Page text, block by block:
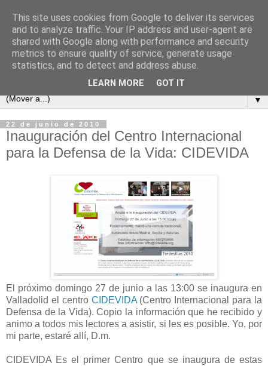
▼
22 de junio de 2010
Inauguración del Centro Internacional
para la Defensa de la Vida: CIDEVIDA
El próximo domingo 27 de junio a las 13:00 se inaugura en
Valladolid el centro CIDEVIDA(Centro Internacional para la
Defensa de la Vida). Copio la información que he recibido y
animo a todos mis lectores a asistir, si les es posible. Yo, por
mi parte, estaré allí, D.m.
CIDEVIDA Es el primer Centro que se inaugura de estas
This site uses cookies from Google to deliver its services
and to analyze traffic. Your IP address and user-agent are
shared with Google along with performance and security
metrics to ensure quality of service, generate usage
statistics, and to detect and address abuse.
LEARN MORE GOT IT